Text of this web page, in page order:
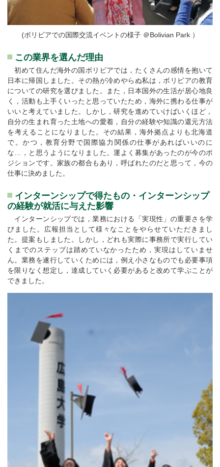
(ボリビアでの国際交流イベントの様子 ＠Bolivian Park ）
この業界を選んだ理由
初めて住んだ海外の国ボリビアでは，たくさんの感情を抱いて
日本に帰国しました。その熱が冷めやらぬ私は，ボリビアの教育
についての研究を選びました。また，日本国外の生活が居心地良
く，活動も上手くいったと思っていたため，海外に携わる仕事が
いいと考えていました。しかし，研究を進めていけばいくほど，
自分の生まれ育った土地への愛着，自分の経験や知識の還元方法
を考えることになりました。その結果，海外拠点よりも北海道
で。かつ，教育分野で国際協力関係の仕事があればいいのに
な…，と思うようになりました。運よく募集があったのが今のポ
ジションです。家族の都合もあり，呼ばれたのだと思って，今の
仕事に決めました。
インターンシップで得たもの・インターンシップ
の経験が就活に与えた影響
インターンシップでは，業務における「実現性」の重要さを学
びました。広報担当として様々なことをやらせていただきまし
た。提案もしました。しかし，どれも実際に事務所で実行してい
くまでのステップは踏めていなかったため，実現はしていませ
ん。業務を遂行していくためには，例え小さなものでも必要事項
を限りなく想定し，達成していく必要があると改めて学ぶことが
できました。